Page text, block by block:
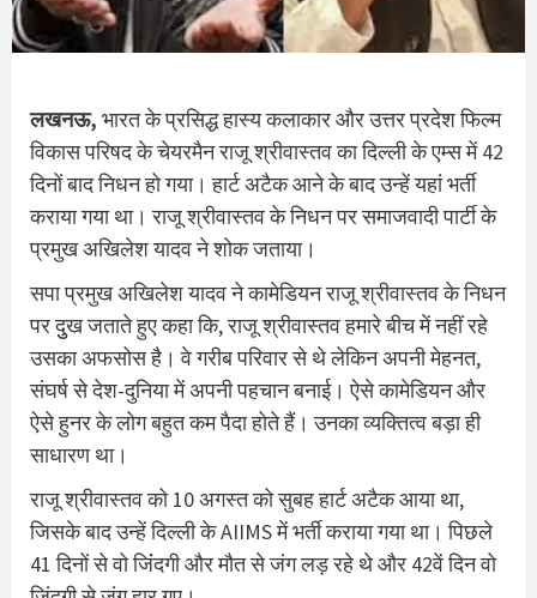
लखनऊ, भारत के प्रसिद्ध हास्य कलाकार और उत्तर प्रदेश फिल्म
विकास परिषद के चेयरमैन राजू श्रीवास्तव का द‍िल्‍ली के एम्‍स में 42
द‍िनों बाद न‍िधन हो गया। हार्ट अटैक आने के बाद उन्हें यहां भर्ती
कराया गया था। राजू श्रीवास्तव के न‍िधन पर समाजवादी पार्टी के
प्रमुख अख‍िलेश यादव ने शोक जताया।
सपा प्रमुख अखिलेश यादव ने कामेडियन राजू श्रीवास्तव के न‍िधन
पर दुुख जताते हुए कहा क‍ि, राजू श्रीवास्तव हमारे बीच में नहीं रहे
उसका अफसोस है। वे गरीब परिवार से थे लेकिन अपनी मेहनत,
संघर्ष से देश-दुनिया में अपनी पहचान बनाई। ऐसे कामेडियन और
ऐसे हुनर के लोग बहुत कम पैदा होते हैं। उनका व्यक्तित्व बड़ा ही
साधारण था।
राजू श्रीवास्तव को 10 अगस्त को सुबह हार्ट अटैक आया था,
जिसके बाद उन्हें दिल्ली के AIIMS में भर्ती कराया गया था। प‍िछले
41 द‍िनों से वो ज‍िंंदगी और मौत से जंग लड़ रहे थे और 42वें द‍िन वो